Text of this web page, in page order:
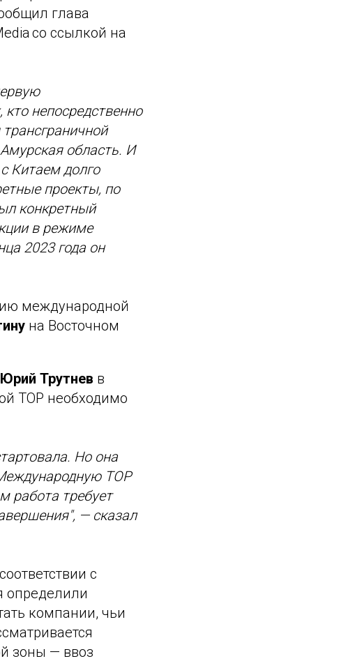
глава
со ссылкой на
непосредственно
область. И
Китаем долго
проекты, по
конкретный
в режиме
2023 года он
международной
на Восточном
Юрий Трутнев в
ТОР необходимо
Но она
ТОР
работа требует
— сказал
с
определили
компании, чьи
зоны — ввоз